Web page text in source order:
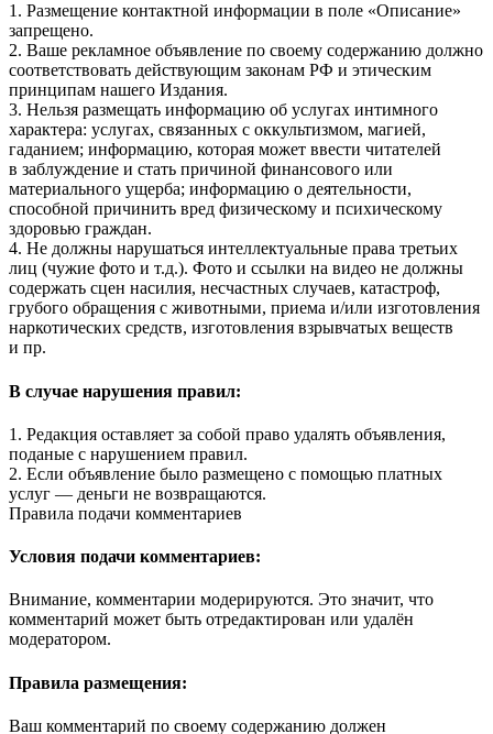
1. Размещение контактной информации в поле «Описание»
запрещено.
2. Ваше рекламное объявление по своему содержанию должно
соответствовать действующим законам РФ и этическим
принципам нашего Издания.
3. Нельзя размещать информацию об услугах интимного
характера: услугах, связанных с оккультизмом, магией,
гаданием; информацию, которая может ввести читателей
в заблуждение и стать причиной финансового или
материального ущерба; информацию о деятельности,
способной причинить вред физическому и психическому
здоровью граждан.
4. Не должны нарушаться интеллектуальные права третьих
лиц (чужие фото и т.д.). Фото и ссылки на видео не должны
содержать сцен насилия, несчастных случаев, катастроф,
грубого обращения с животными, приема и/или изготовления
наркотических средств, изготовления взрывчатых веществ
и пр.
В случае нарушения правил:
1. Редакция оставляет за собой право удалять объявления,
поданые с нарушением правил.
2. Если объявление было размещено с помощью платных
услуг — деньги не возвращаются.
Правила подачи комментариев
Условия подачи комментариев:
Внимание, комментарии модерируются. Это значит, что
комментарий может быть отредактирован или удалён
модератором.
Правила размещения:
Ваш комментарий по своему содержанию должен